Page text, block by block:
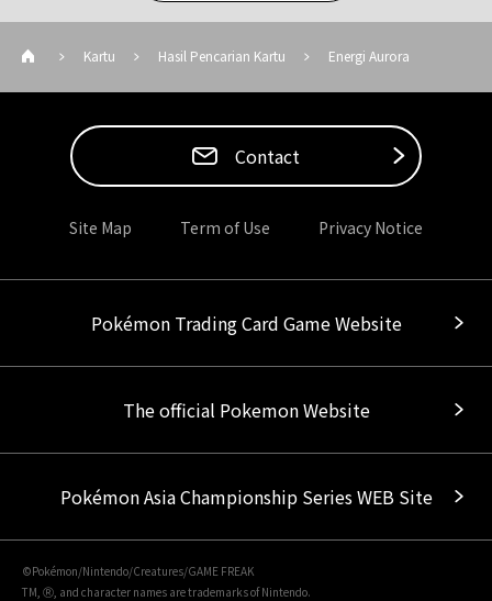
Kartu Hasil Pencarian Kartu Energi Aurora
Contact
Site Map Term of Use Privacy Notice
Pokémon Trading Card Game Website
The official Pokemon Website
Pokémon Asia Championship Series WEB Site
©Pokémon/Nintendo/Creatures/GAME FREAK
TM, Ⓡ, and character names are trademarks of Nintendo.